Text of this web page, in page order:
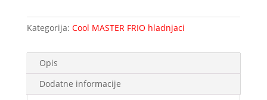
količina
Kategorija: Cool MASTER FRIO hladnjaci
Opis
Dodatne informacije